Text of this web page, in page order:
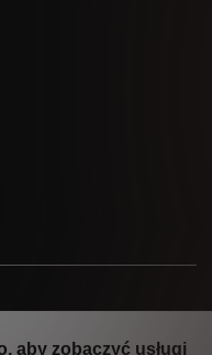
aby zobaczyć usługi